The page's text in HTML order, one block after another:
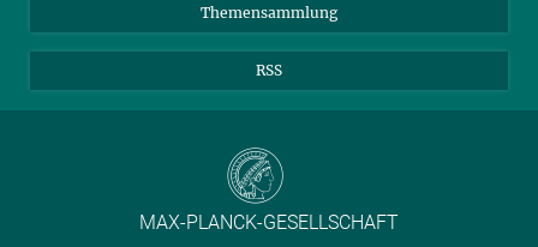
Themensammlung
RSS
MAX-PLANCK-GESELLSCHAFT